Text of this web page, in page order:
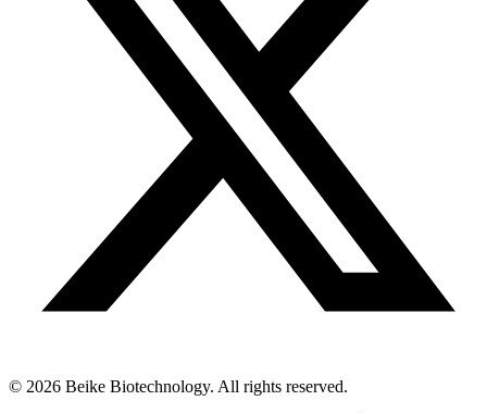
© 2026 Beike Biotechnology. All rights reserved.